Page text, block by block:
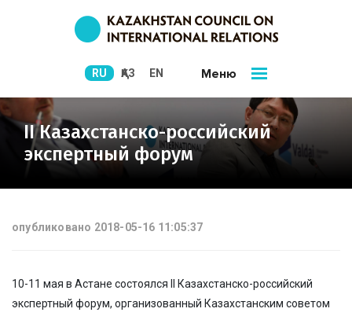
RU ҚАЗ EN Меню
II Казахстанско-российский
экспертный форум
опубликовано 2018-05-16 11:05:37
10-11 мая в Астане состоялся II Казахстанско-российский
экспертный форум, организованный Казахстанским советом